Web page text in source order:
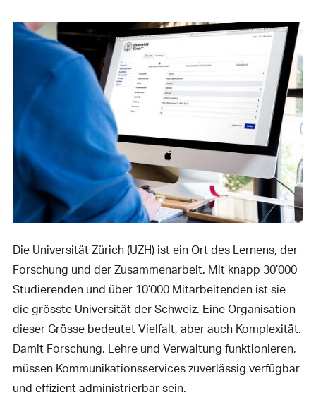
Die Universität Zürich (UZH) ist ein Ort des Lernens, der
Forschung und der Zusammenarbeit. Mit knapp 30’000
Studierenden und über 10’000 Mitarbeitenden ist sie
die grösste Universität der Schweiz. Eine Organisation
dieser Grösse bedeutet Vielfalt, aber auch Komplexität.
Damit Forschung, Lehre und Verwaltung funktionieren,
müssen Kommunikationsservices zuverlässig verfügbar
und effizient administrierbar sein.